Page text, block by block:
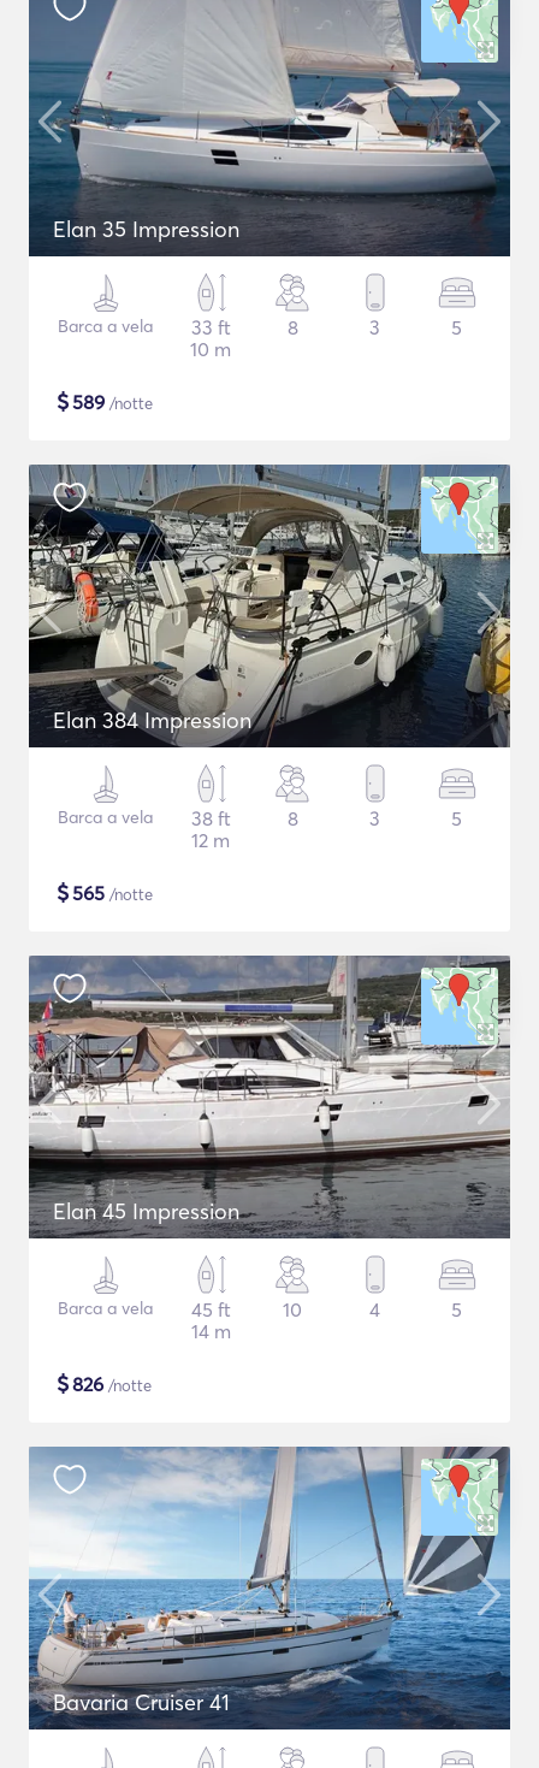
Elan 35 Impression
Barca a vela
33 ft
10 m
8 3 5
$589 /notte
Elan 384 Impression
Barca a vela
38 ft
12 m
8 3 5
$565 /notte
Elan 45 Impression
Barca a vela
45 ft
14 m
10 4 5
$826 /notte
Bavaria Cruiser 41